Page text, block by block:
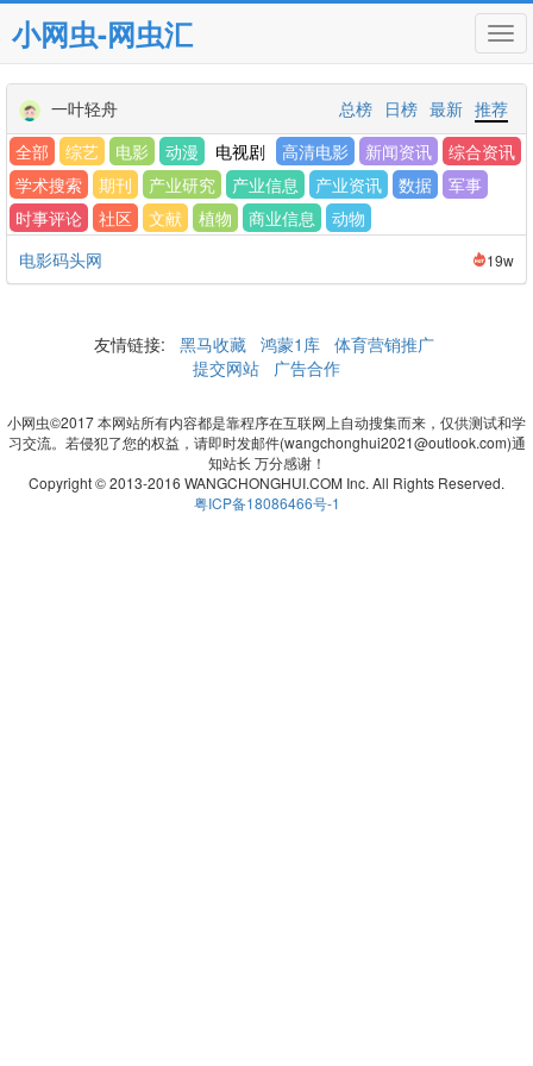
小网虫-网虫汇
一叶轻舟 推荐
最新
日榜
总榜
全部
综艺 电影 动漫 电视剧 高清电影 新闻资讯
综合资讯
学术搜索
期刊 产业研究 产业信息 产业资讯 数据
军事
时事评论
社区 文献 植物 商业信息
动物
电影码头网
19w
友情链接: 黑马收藏 鸿蒙1库 体育营销推广
提交网站
广告合作
小网虫©2017 本网站所有内容都是靠程序在互联网上自动搜集而来，仅供测试和学
习交流。若侵犯了您的权益，请即时发邮件(wangchonghui2021@outlook.com)通
知站长 万分感谢！
Copyright © 2013-2016 WANGCHONGHUI.COM Inc. All Rights Reserved.
粤ICP备18086466号-1